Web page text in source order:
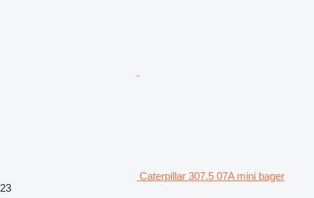
Caterpillar 307.5 07A mini bager
23